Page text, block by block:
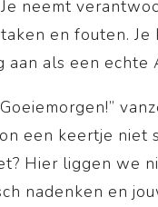
neemt
en fouten.
als een echte
een keertje niet
Hier liggen we
nadenken en